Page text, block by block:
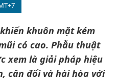
khuôn mặt kém
có cao. Phẫu thuật
xem là giải pháp hiệu
cân đối và hài hòa với